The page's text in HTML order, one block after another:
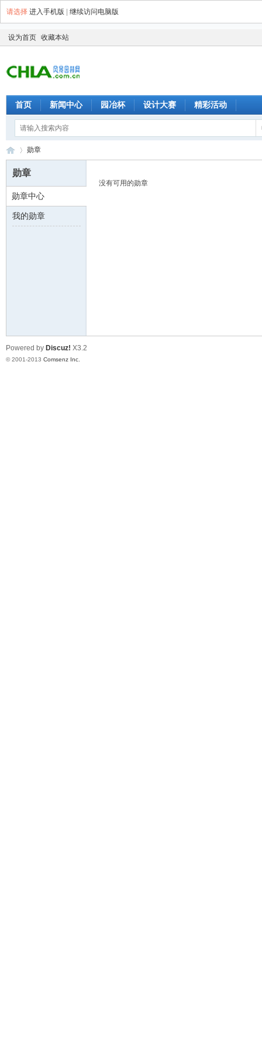
请选择 进入手机版 继续访问电脑版
设为首页 收藏本站
首页 新闻中心 园冶杯 设计大赛 精彩活动
园 ›
勋章
没有可用的勋章
勋章
勋章中心
我的勋章
Powered by Discuz! X3.2
© 2001-2013 Comsenz Inc.